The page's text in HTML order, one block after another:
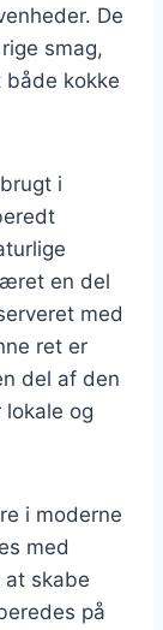
De
smag,
kokke
i
en del
med
ret er
del af den
og
i moderne
med
at skabe
på